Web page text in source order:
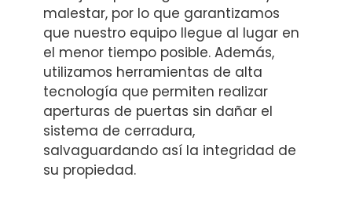
malestar, por lo que garantizamos
que nuestro equipo llegue al lugar en
el menor tiempo posible. Además,
utilizamos herramientas de alta
tecnología que permiten realizar
aperturas de puertas sin dañar el
sistema de cerradura,
salvaguardando así la integridad de
su propiedad.